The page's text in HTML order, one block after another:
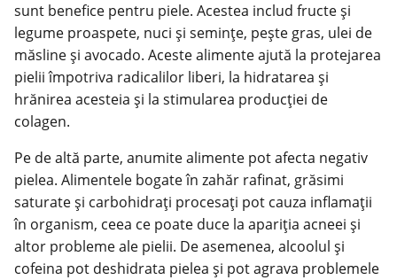
sunt benefice pentru piele. Acestea includ fructe și
legume proaspete, nuci și semințe, pește gras, ulei de
măsline și avocado. Aceste alimente ajută la protejarea
pielii împotriva radicalilor liberi, la hidratarea și
hrănirea acesteia și la stimularea producției de
colagen.
Pe de altă parte, anumite alimente pot afecta negativ
pielea. Alimentele bogate în zahăr rafinat, grăsimi
saturate și carbohidrați procesați pot cauza inflamații
în organism, ceea ce poate duce la apariția acneei și
altor probleme ale pielii. De asemenea, alcoolul și
cofeina pot deshidrata pielea și pot agrava problemele